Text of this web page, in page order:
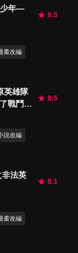
子 / 範疇
/ 小白屁屁大
年—
8.5
畫改編
英雄隊
戰鬥能
8.5
說改編
非法英
8.1
畫改編